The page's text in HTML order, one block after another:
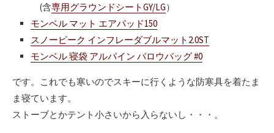
(含専用グラウンドシートGY/LG）
モンベル マット エアパッド150
スノーピーク インフレーダブルマット2.0ST
モンベル 寝袋 アルパイン バロウバッグ #0
です。これでも寒いのでスキーに行くような防寒具を着たま
ま寝ています。
ストーブとかテント小さいから入らないし・・・。